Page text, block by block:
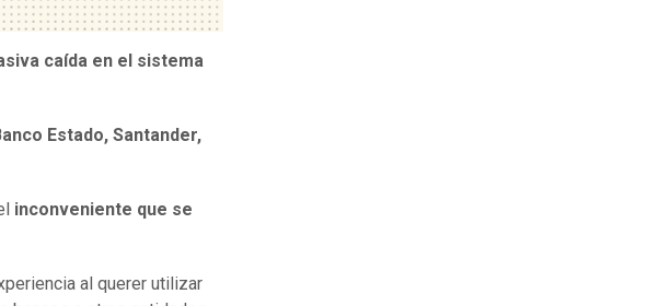
caída en el sistema
Estado, Santander,
inconveniente que se
al querer utilizar